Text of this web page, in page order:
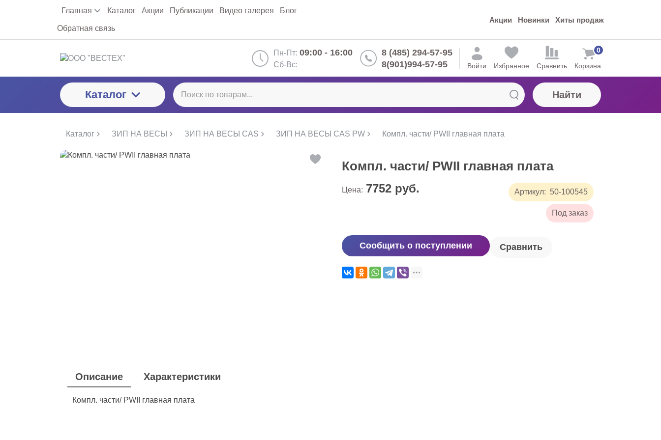
Главная Каталог Акции Публикации Видео галерея Блог
Обратная связь
Акции Новинки Хиты продаж
Пн-Пт: 09:00 - 16:00
Сб-Вс:
8 (485) 294-57-95
8(901)994-57-95
Войти Избранное Сравнить Корзина
0
Каталог Найти
Каталог ЗИП НА ВЕСЫ ЗИП НА ВЕСЫ CAS ЗИП НА ВЕСЫ CAS PW Компл. части/ PWII главная плата
Компл. части/ PWII главная плата
Артикул: 50-100545
Под заказ
Цена: 7752 руб.
Сообщить о поступлении Сравнить
Описание Характеристики
Компл. части/ PWII главная плата